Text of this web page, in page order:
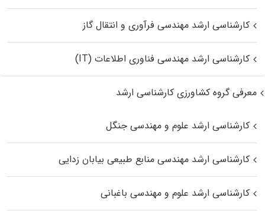
کارشناسی ارشد مهندسی فرآوری و انتقال گاز
کارشناسی ارشد مهندسی فناوری اطلاعات (IT)
معرفی گروه کشاورزی کارشناسی ارشد
کارشناسی ارشد علوم و مهندسی جنگل
کارشناسی ارشد مهندسی منابع طبیعی بیابان زدایی
کارشناسی ارشد علوم و مهندسی باغبانی